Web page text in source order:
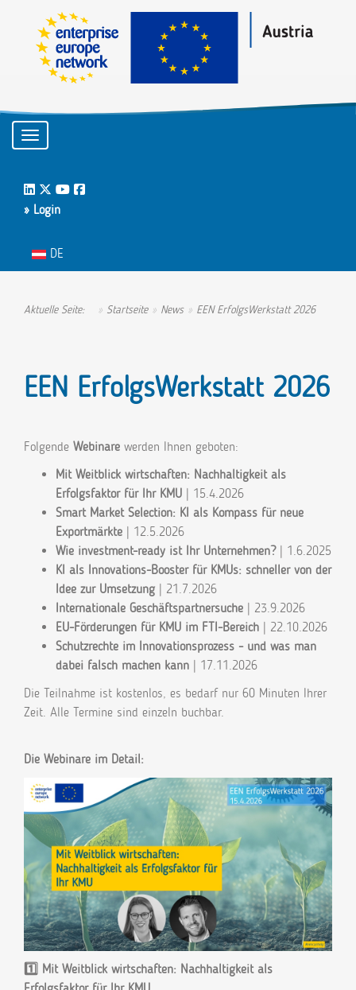
Toggle navigation
LinkedIn
Twitter
Youtube
Facebook
» Login
Sprache auswählen
DE
Aktuelle Seite: Startseite News EEN ErfolgsWerkstatt 2026
EEN ErfolgsWerkstatt 2026
Folgende Webinare werden Ihnen geboten:
Mit Weitblick wirtschaften: Nachhaltigkeit als
Erfolgsfaktor für Ihr KMU | 15.4.2026
Smart Market Selection: KI als Kompass für neue
Exportmärkte | 12.5.2026
Wie investment-ready ist Ihr Unternehmen? | 1.6.2025
KI als Innovations-Booster für KMUs: schneller von der
Idee zur Umsetzung | 21.7.2026
Internationale Geschäftspartnersuche | 23.9.2026
EU-Förderungen für KMU im FTI-Bereich | 22.10.2026
Schutzrechte im Innovationsprozess - und was man
dabei falsch machen kann | 17.11.2026
Die Teilnahme ist kostenlos, es bedarf nur 60 Minuten Ihrer
Zeit. Alle Termine sind einzeln buchbar.
Die Webinare im Detail:
1️⃣ Mit Weitblick wirtschaften: Nachhaltigkeit als